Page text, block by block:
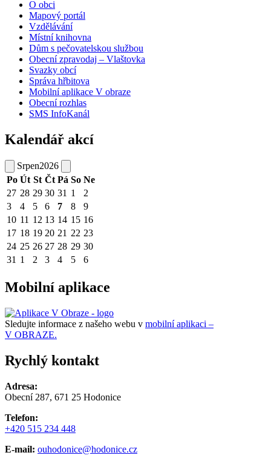
O obci
Mapový portál
Vzdělávání
Místní knihovna
Dům s pečovatelskou službou
Obecní zpravodaj – Vlaštovka
Svazky obcí
Správa hřbitova
Mobilní aplikace V obraze
Obecní rozhlas
SMS InfoKanál
Kalendář akcí
Srpen2026
Po Út St Čt Pá So Ne
27 28 29 30 31 1
2
3
4 5 6 7 8
9
10 11 12 13 14 15 16
17 18 19 20 21 22 23
24 25 26 27 28 29 30
31 1 2 3 4 5 6
Mobilní aplikace
Sledujte informace z našeho webu v mobilní aplikaci –
V OBRAZE.
Rychlý kontakt
Adresa:
Obecní 287, 671 25 Hodonice
Telefon:
+420 515 234 448
E-mail: ouhodonice@hodonice.cz